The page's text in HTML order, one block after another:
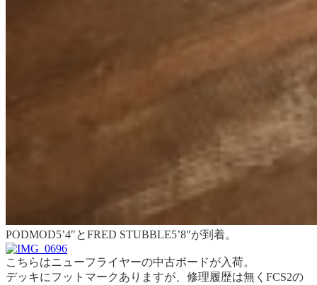
PODMOD5’4″とFRED STUBBLE5’8″が到着。
こちらはニューフライヤーの中古ボードが入荷。
デッキにフットマークありますが、修理履歴は無くFCS2の